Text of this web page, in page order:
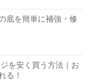
底を簡単に補強・修
を安く買う方法｜お
る！